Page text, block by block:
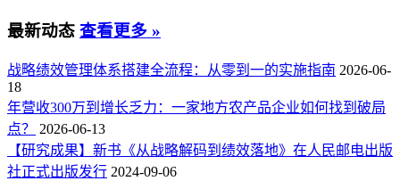
最新动态 查看更多 »
战略绩效管理体系搭建全流程：从零到一的实施指南 2026-06-
18
年营收300万到增长乏力：一家地方农产品企业如何找到破局
点？
2026-06-13
【研究成果】新书《从战略解码到绩效落地》在人民邮电出版
社正式出版发行 2024-09-06